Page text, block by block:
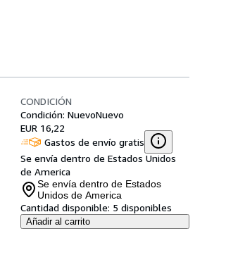
CONDICIÓN
Condición: NuevoNuevo
EUR 16,22
Gastos de envío gratis
Se envía dentro de Estados Unidos
de America
Se envía dentro de Estados
Unidos de America
Cantidad disponible: 5 disponibles
Añadir al carrito